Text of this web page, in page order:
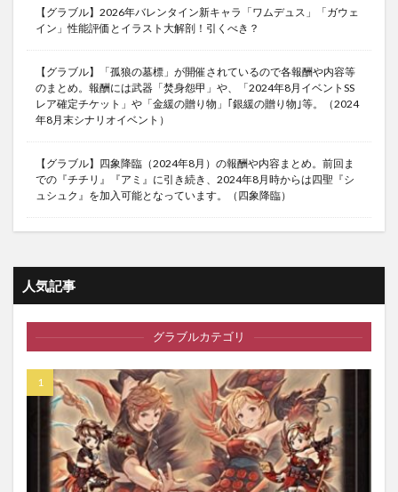
【グラブル】2026年バレンタイン新キャラ「ワムデュス」「ガウェ
イン」性能評価とイラスト大解剖！引くべき？
【グラブル】「孤狼の墓標」が開催されているので各報酬や内容等
のまとめ。報酬には武器「焚身怨甲」や、「2024年8月イベントSS
レア確定チケット」や「金緩の贈り物」｢銀緩の贈り物｣等。（2024
年8月末シナリオイベント）
【グラブル】四象降臨（2024年8月）の報酬や内容まとめ。前回ま
での『チチリ』『アミ』に引き続き、2024年8月時からは四聖『シ
ュシュク』を加入可能となっています。（四象降臨）
人気記事
グラブルカテゴリ